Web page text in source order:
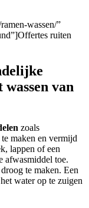
wassen/”
ruiten
van
zoals
maken en vermijd
lappen of een
afwasmiddel toe.
te maken. Een
water op te zuigen